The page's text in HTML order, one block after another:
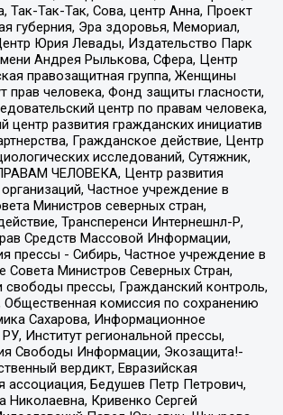
Так-Так-Так, Сова, центр Анна, Проект
губерния, Эра здоровья, Мемориал,
Юрия Левады, Издательство Парк
Андрея Рылькова, Сфера, Центр
правозащитная группа, Женщины
прав человека, Фонд защиты гласности,
центр по правам человека,
центр развития гражданских инициатив
Гражданское действие, Центр
исследований, Сутяжник,
ЧЕЛОВЕКА, Центр развития
Частное учреждение в
Министров северных стран,
Трансперенси Интернешнл-Р,
Средств Массовой Информации,
прессы - Сибирь, Частное учреждение в
Совета Министров Северных Стран,
прессы, Гражданский контроль,
Общественная комиссия по сохранению
Сахарова, Информационное
Институт региональной прессы,
Свободы Информации, Экозащита!-
вердикт, Евразийская
ассоциация, Бедушев Петр Петрович,
Николаевна, Кривенко Сергей